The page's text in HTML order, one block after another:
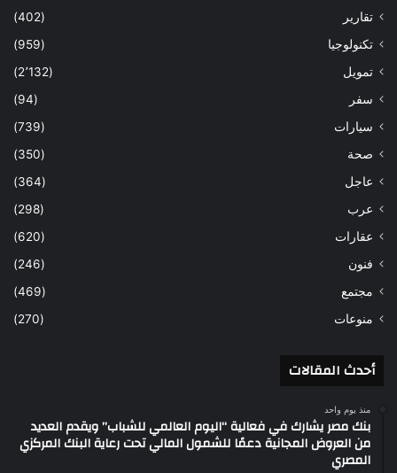
تقارير
(402)
تكنولوجيا
(959)
تمويل
(2٬132)
سفر
(94)
سيارات
(739)
صحة
(350)
عاجل
(364)
عرب
(298)
عقارات
(620)
فنون
(246)
مجتمع
(469)
منوعات
(270)
أحدث المقالات
منذ يوم واحد
بنك مصر يشارك في فعالية “اليوم العالمي للشباب” ويقدم العديد
من العروض المجانية دعمًا للشمول المالي تحت رعاية البنك المركزي
المصري